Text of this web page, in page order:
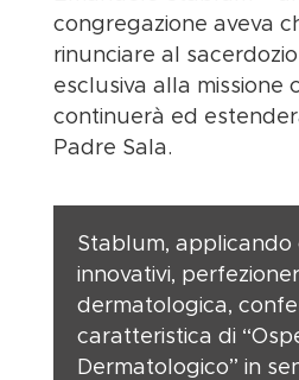
congregazione aveva
rinunciare al
esclusiva alla missione
continuerà ed
Padre Sala.
Stablum, applicando
innovativi,
dermatologica,
caratteristica di
Dermatologico” in